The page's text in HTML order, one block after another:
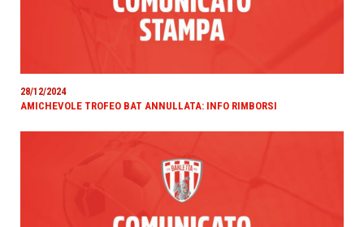
28/12/2024
AMICHEVOLE TROFEO BAT ANNULLATA: INFO RIMBORSI